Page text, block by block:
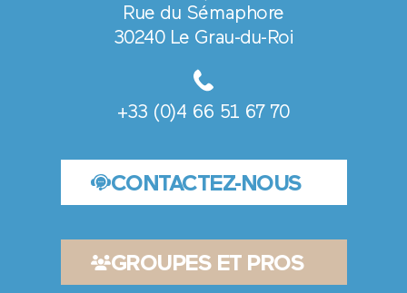
Rue du Sémaphore
30240 Le Grau-du-Roi
+33 (0)4 66 51 67 70
CONTACTEZ-NOUS
GROUPES ET PROS